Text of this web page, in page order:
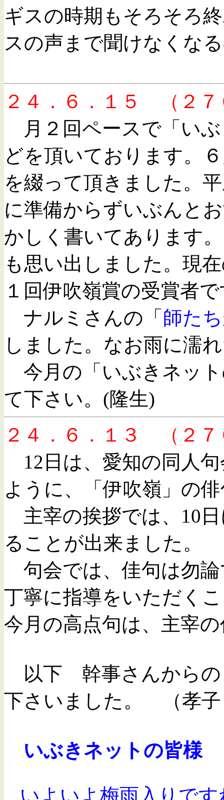
ギスの時期もそろそろ
スの声まで聞けなくな
２４．６．１５ （２７
月２回ペースで「いぶ
どを頂いております。
を綴って頂きました。
に準備からずいぶんと
かしく書いてあります
も思い出しました。現
１回伊吹嶺賞の受賞者
ナルミさんの「 師た
しました。なお雨に濡
今月の「いぶきネット
て下さい。(隆生)
２４．６．１３ （２７
12日は、愛知の同人
ように、「伊吹嶺」の
主宰の挨拶では、10
ることが出来ました。
句会では、佳句は勿
丁寧に指導をいただく
今月の高点句は、主宰
以下 幹事さんから
下さいました。 （孝子
いぶきネットの皆
いよいよ梅雨入りで